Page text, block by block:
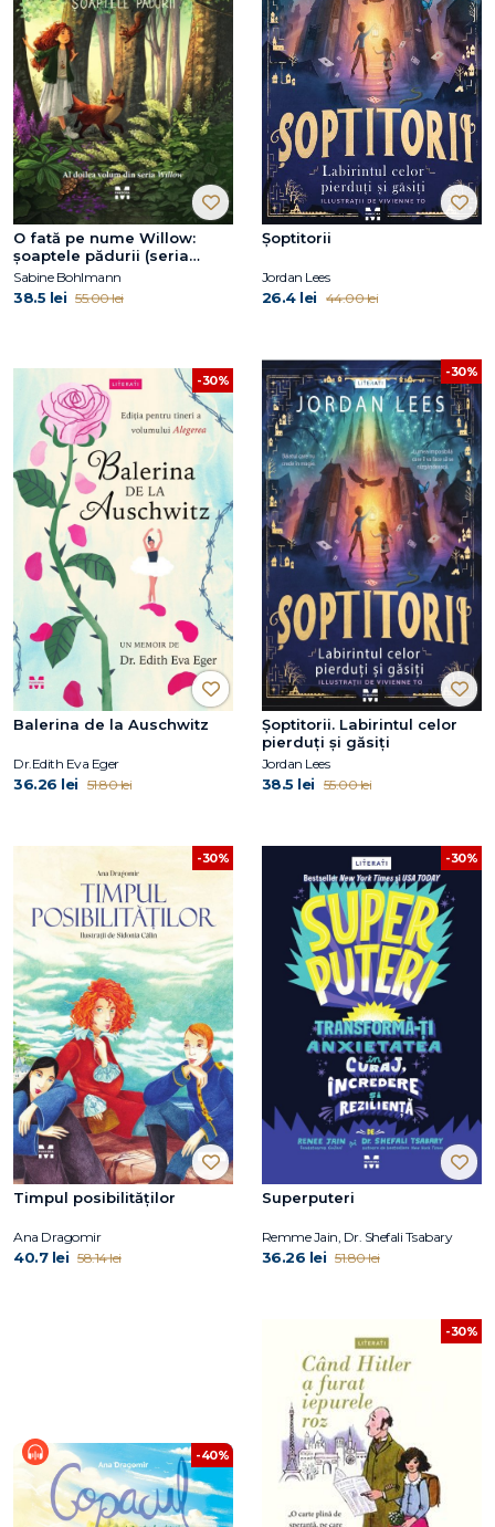
O fată pe nume Willow:
şoaptele pădurii (seria
Willow, vol. 2)
Sabine Bohlmann
38.5 lei 55.00 lei
Șoptitorii
Jordan Lees
26.4 lei 44.00 lei
-30%
Balerina de la Auschwitz
Dr.Edith Eva Eger
36.26 lei 51.80 lei
-30%
Șoptitorii. Labirintul celor
pierduți și găsiți
Jordan Lees
38.5 lei 55.00 lei
-30%
Timpul posibilităților
Ana Dragomir
40.7 lei 58.14 lei
-30%
Superputeri
Remme Jain, Dr. Shefali Tsabary
36.26 lei 51.80 lei
-40%
-30%